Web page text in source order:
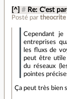
[^] # Re: C'est
Posté partheocrite
Cependant
entreprises
les fluxs de
peut être utile
du réseaux
pointes
Ça peut très bien